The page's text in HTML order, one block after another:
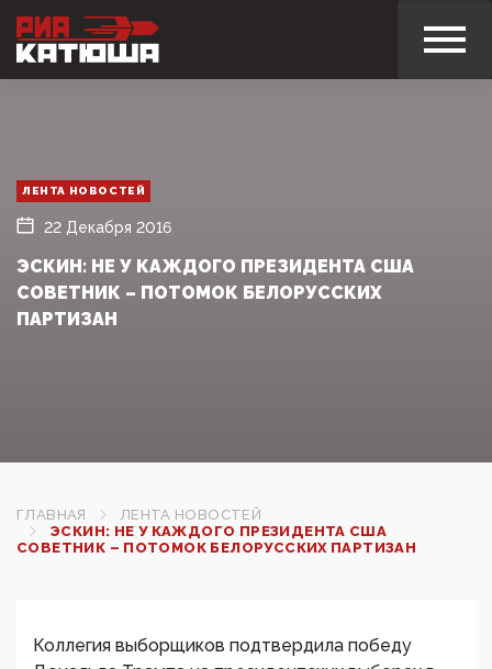
ЛЕНТА НОВОСТЕЙ
22 Декабря 2016
ЭСКИН: НЕ У КАЖДОГО ПРЕЗИДЕНТА США
СОВЕТНИК – ПОТОМОК БЕЛОРУССКИХ
ПАРТИЗАН
ГЛАВНАЯ
ЛЕНТА НОВОСТЕЙ
ЭСКИН: НЕ У КАЖДОГО ПРЕЗИДЕНТА США
СОВЕТНИК – ПОТОМОК БЕЛОРУССКИХ ПАРТИЗАН
Коллегия выборщиков подтвердила победу